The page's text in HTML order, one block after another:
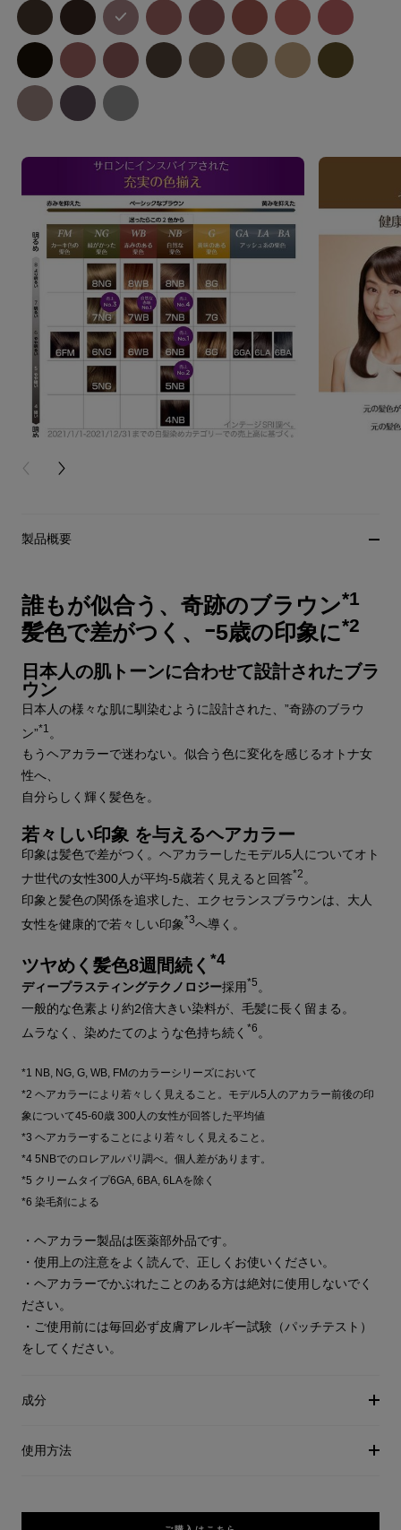
PREVIOUS CARD
NEXT CARD
製品概要
誰もが似合う、奇跡のブラウン*1
髪色で差がつく、ｰ5歳の印象に*2
日本人の肌トーンに合わせて設計されたブラ
ウン
日本人の様々な肌に馴染むように設計された、”奇跡のブラウ
ン”*1 。
もうヘアカラーで迷わない。似合う色に変化を感じるオトナ女
性へ、
自分らしく輝く髪色を。
若々しい印象 を与えるヘアカラー
印象は髪色で差がつく。ヘアカラーしたモデル5人についてオト
ナ世代の女性300人が平均-5歳若く見えると回答*2 。
印象と髪色の関係を追求した、エクセランスブラウンは、大人
女性を健康的で若々しい印象*3へ導く。
ツヤめく髪色8週間続く *4
ディープラスティングテクノロジー採用*5 。
一般的な色素より約2倍大きい染料が、毛髪に長く留まる。
ムラなく、染めたてのような色持ち続く *6 。
*1 NB, NG, G, WB, FMのカラーシリーズにおいて
*2 ヘアカラーにより若々しく見えること。モデル5人のアカラー前後の印
象について45-60歳 300人の女性が回答した平均値
*3 ヘアカラーすることにより若々しく見えること。
*4 5NBでのロレアルパリ調べ。個人差があります。
*5 クリームタイプ6GA, 6BA, 6LAを除く
*6 染毛剤による
・ヘアカラー製品は医薬部外品です。
・使用上の注意をよく読んで、正しくお使いください。
・ヘアカラーでかぶれたことのある方は絶対に使用しないでく
ださい。
・ご使用前には毎回必ず皮膚アレルギー試験（パッチテスト）
をしてください。
成分
使用方法